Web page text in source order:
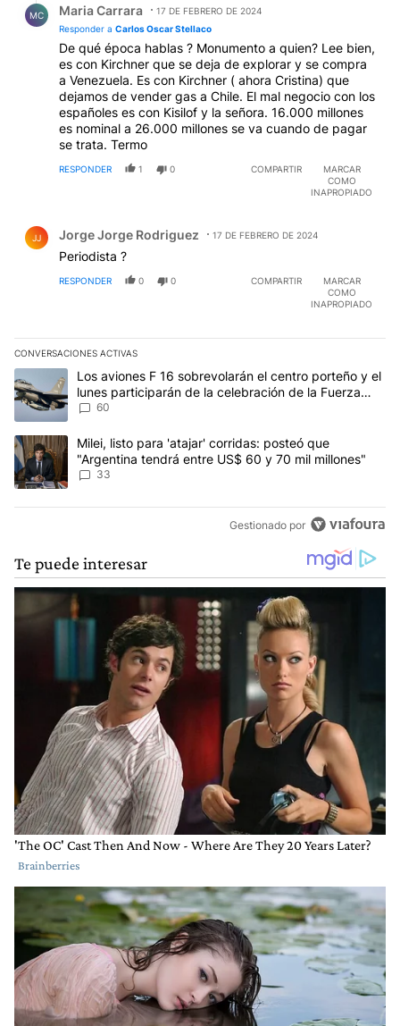
200.000 millones de dólares ..de la deuda del Juicio
que son 16.000 millones de dólares restamos lo
anterior y quedan 12.000 millones en este año se
proyecta por exportaciones 8.000 mil millones de
dólares van a quedar de deuda cuatro mil millones ..el
Gobierno consiguió un préstamo de Bancos Europeos
de 800 millones de dólares al nueve por ciento anual
poniendo garantía de parte de las ganancias de YPF
de este año ...que tal ..estabas informado de esto
..todo está en Google ..buscalo ...Arcor consiguió un
préstamo se cuarenta millones de dólares también de
Bancos Europeos pero paga una comisión del seis por
diferencia quién se la lleva .Caputo..Milei ..la verdad
no lo se ..no está en Google .
MC Maria Carrara
17 DE FEBRERO DE 2024
Responder a Carlos Oscar Stellaco
De qué época hablas ? Monumento a quien? Lee bien,
es con Kirchner que se deja de explorar y se compra
a Venezuela. Es con Kirchner ( ahora Cristina) que
dejamos de vender gas a Chile. El mal negocio con los
españoles es con Kisilof y la señora. 16.000 millones
es nominal a 26.000 millones se va cuando de pagar
se trata. Termo
RESPONDER 1 0 COMPARTIR
MARCAR
COMO
INAPROPIADO
JJ Jorge Jorge Rodriguez 17 DE FEBRERO DE 2024
Periodista ?
RESPONDER 0 0 COMPARTIR
MARCAR
COMO
INAPROPIADO
CONVERSACIONES ACTIVAS
Este listado muestra los artículos con más comentarios en los
Un artículo de tendencia con el título "Los aviones F 16
Los aviones F 16 sobrevolarán el centro porteño y el
lunes participarán de la celebración de la Fuerza
Aérea
60
Un artículo de tendencia con el título "Milei, listo para 'atajar'
Milei, listo para 'atajar' corridas: posteó que
"Argentina tendrá entre US$ 60 y 70 mil millones"
33
Gestionado por